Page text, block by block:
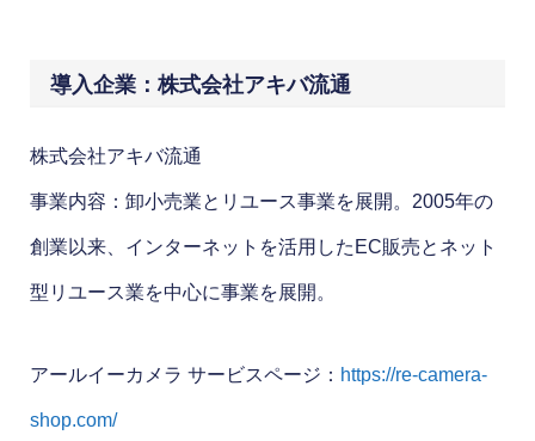
導入企業：株式会社アキバ流通
株式会社アキバ流通
事業内容：卸小売業とリユース事業を展開。​2005年の
創業以来、インターネットを活用したEC販売とネット
型リユース業を中心に事業を展開。
アールイーカメラ サービスページ： https://re-camera-
shop.com/